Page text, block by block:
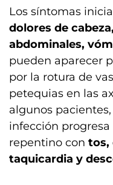
Los síntomas
dolores de
abdominales,
pueden aparecer
por la rotura de
petequias en las
algunos
infección
repentino con tos,
taquicardia y